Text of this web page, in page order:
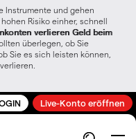
Instrumente und gehen
Risiko einher, schnell
verlieren Geld beim
überlegen, ob Sie
Sie es sich leisten können,
Live-Konto eröffnen